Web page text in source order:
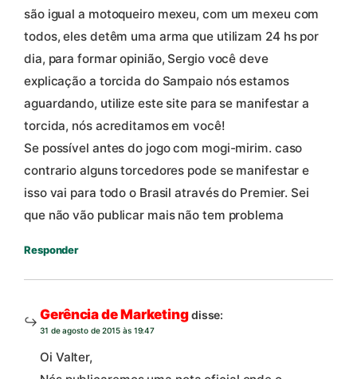
são igual a motoqueiro mexeu, com um mexeu com
todos, eles detêm uma arma que utilizam 24 hs por
dia, para formar opinião, Sergio você deve
explicação a torcida do Sampaio nós estamos
aguardando, utilize este site para se manifestar a
torcida, nós acreditamos em você!
Se possível antes do jogo com mogi-mirim. caso
contrario alguns torcedores pode se manifestar e
isso vai para todo o Brasil através do Premier. Sei
que não vão publicar mais não tem problema
Responder
Gerência de Marketingdisse:
31 de agosto de 2015 às 19:47
Oi Valter,